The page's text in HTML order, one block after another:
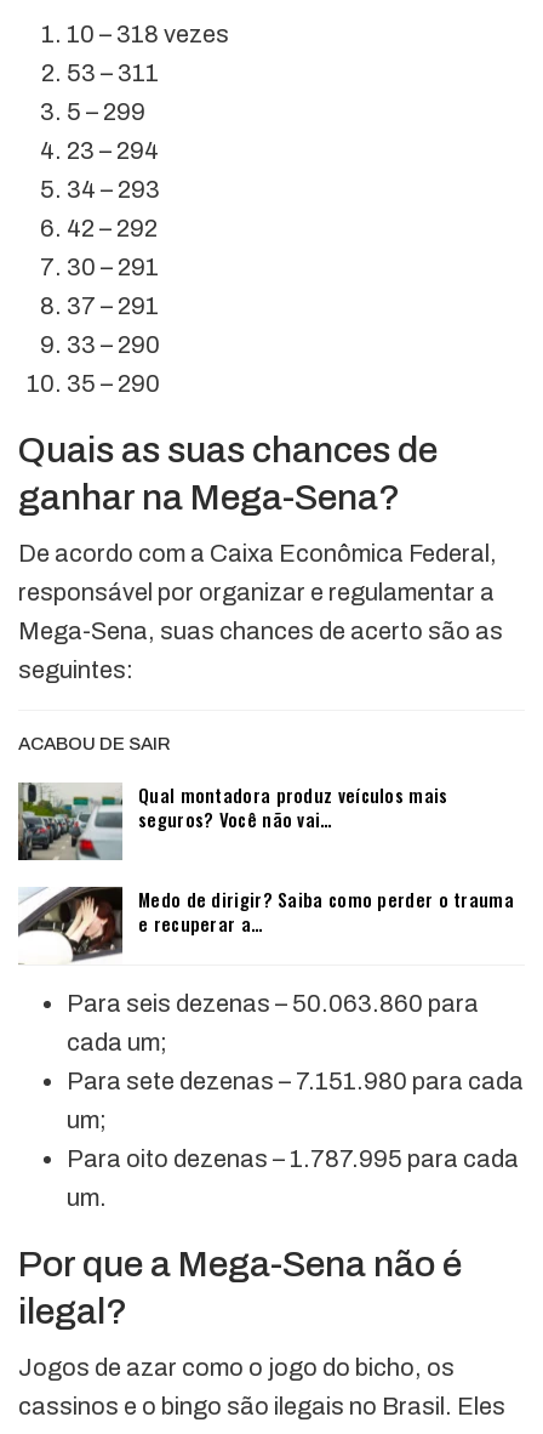
10 – 318 vezes
53 – 311
5 – 299
23 – 294
34 – 293
42 – 292
30 – 291
37 – 291
33 – 290
35 – 290
Quais as suas chances de
ganhar na Mega-Sena?
De acordo com a Caixa Econômica Federal,
responsável por organizar e regulamentar a
Mega-Sena, suas chances de acerto são as
seguintes:
ACABOU DE SAIR
Qual montadora produz veículos mais
seguros? Você não vai…
Medo de dirigir? Saiba como perder o trauma
e recuperar a…
Para seis dezenas – 50.063.860 para
cada um;
Para sete dezenas – 7.151.980 para cada
um;
Para oito dezenas – 1.787.995 para cada
um.
Por que a Mega-Sena não é
ilegal?
Jogos de azar como o jogo do bicho, os
cassinos e o bingo são ilegais no Brasil. Eles